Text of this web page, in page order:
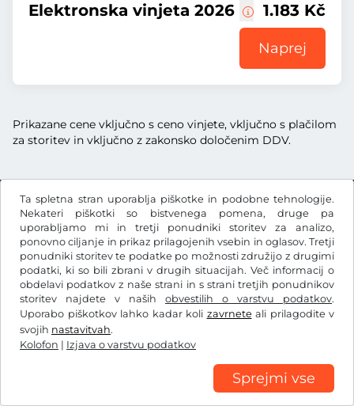
Ta spletna stran uporablja piškotke in podobne tehnologije.
Nekateri piškotki so bistvenega pomena, druge pa
uporabljamo mi in tretji ponudniki storitev za analizo,
ponovno ciljanje in prikaz prilagojenih vsebin in oglasov. Tretji
ponudniki storitev te podatke po možnosti združijo z drugimi
podatki, ki so bili zbrani v drugih situacijah. Več informacij o
obdelavi podatkov z naše strani in s strani tretjih ponudnikov
storitev najdete v naših obvestilih o varstvu podatkov.
Uporabo piškotkov lahko kadar koli zavrneteali prilagodite v
svojih nastavitvah.
Kolofon | Izjava o varstvu podatkov
Sprejmi vse
Elektronska vinjeta 2026 1.183 Kč
Naprej
Prikazane cene vključno s ceno vinjete, vključno s plačilom
za storitev in vključno z zakonsko določenim DDV.
KčCZK
Facebook Instagram
Splošni pogoji poslovanja/preklicna pravica
Izjava o varstvu podatkov